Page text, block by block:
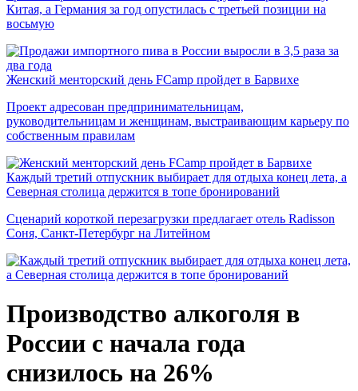
Китая, а Германия за год опустилась с третьей позиции на
восьмую
Женский менторский день FCamp пройдет в Барвихе
Проект адресован предпринимательницам,
руководительницам и женщинам, выстраивающим карьеру по
собственным правилам
Каждый третий отпускник выбирает для отдыха конец лета, а
Северная столица держится в топе бронирований
Сценарий короткой перезагрузки предлагает отель Radisson
Соня, Санкт-Петербург на Литейном
Производство алкоголя в
России с начала года
снизилось на 26%